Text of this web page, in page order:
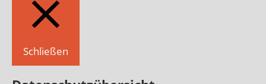
Schließen